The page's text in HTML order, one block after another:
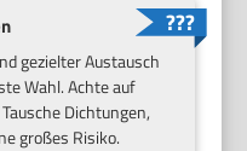
gezielter Austausch
Wahl. Achte auf
Dichtungen,
großes Risiko.